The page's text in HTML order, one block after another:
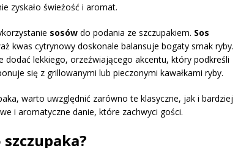
zyskało świeżość i aromat.
sosów do podania ze szczupakiem. Sos
kwas cytrynowy doskonale balansuje bogaty smak ryby.
dodać lekkiego, orzeźwiającego akcentu, który podkreśli
się z grillowanymi lub pieczonymi kawałkami ryby.
warto uwzględnić zarówno te klasyczne, jak i bardziej
i aromatyczne danie, które zachwyci gości.